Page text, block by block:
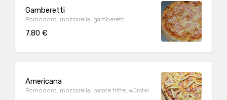
Gamberetti
Pomodoro, mozzarella, gamberetti
7.80 €
Americana
Pomodoro, mozzarella, patate fritte, würstel